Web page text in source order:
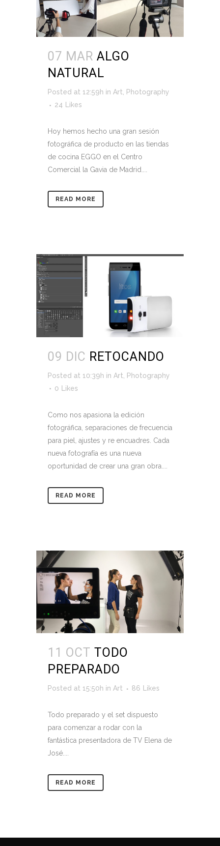
07 MAR ALGO
NATURAL
Posted at 12:59h in Art
Photography
24
Likes
Hoy hemos hecho una gran sesión
fotográfica de producto en las tiendas
de cocina EGGO en el Centro
Comercial la Gavia de Madrid....
READ MORE
09 DIC RETOCANDO
Posted at 10:39h in Art Photography
0 Likes
Como nos apasiona la edición
fotográfica, separaciones de frecuencia
para piel, ajustes y re encuadres. Cada
nueva fotografía es una nueva
oportunidad de crear una gran obra....
READ MORE
11 OCT TODO
PREPARADO
Posted at 15:50h in Art 86 Likes
Todo preparado y el set dispuesto
para comenzar a rodar con la
fantástica presentadora de TV Elena de
José....
READ MORE